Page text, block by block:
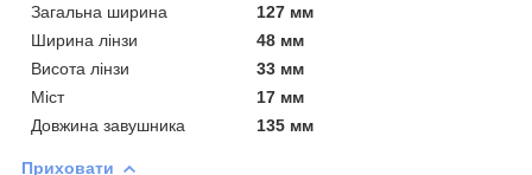
Загальна ширина
127 мм
Ширина лінзи
48 мм
Висота лінзи
33 мм
Міст
17 мм
Довжина завушника
135 мм
Приховати